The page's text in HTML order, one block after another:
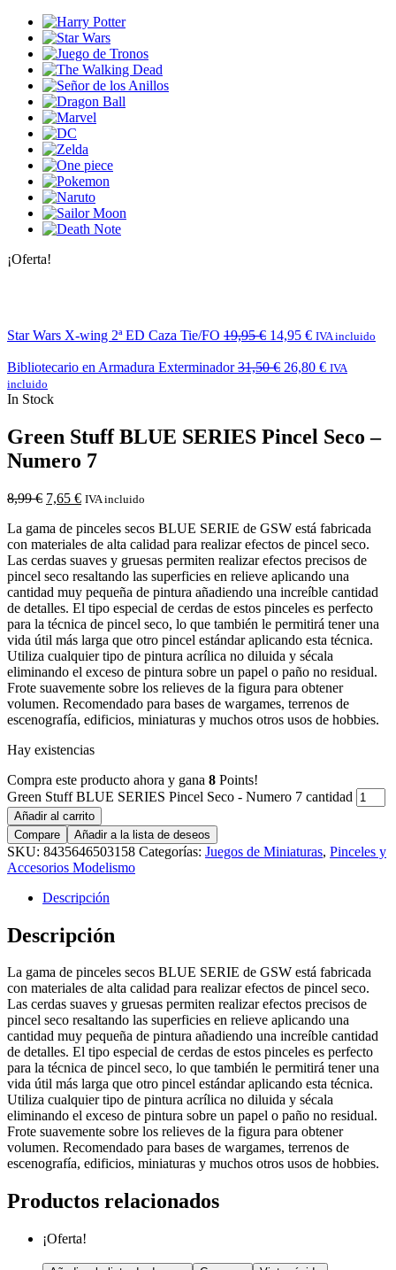
¡Oferta!
Star Wars X-wing 2ª ED Caza Tie/FO 19,95€ 14,95 € IVA incluido
Bibliotecario en Armadura Exterminador 31,50€ 26,80 € IVA
incluido
In Stock
Green Stuff BLUE SERIES Pincel Seco –
Numero 7
8,99€ 7,65 € IVA incluido
La gama de pinceles secos BLUE SERIE de GSW está fabricada
con materiales de alta calidad para realizar efectos de pincel seco.
Las cerdas suaves y gruesas permiten realizar efectos precisos de
pincel seco resaltando las superficies en relieve aplicando una
cantidad muy pequeña de pintura añadiendo una increíble cantidad
de detalles. El tipo especial de cerdas de estos pinceles es perfecto
para la técnica de pincel seco, lo que también le permitirá tener una
vida útil más larga que otro pincel estándar aplicando esta técnica.
Utiliza cualquier tipo de pintura acrílica no diluida y sécala
eliminando el exceso de pintura sobre un papel o paño no residual.
Frote suavemente sobre los relieves de la figura para obtener
volumen. Recomendado para bases de wargames, terrenos de
escenografía, edificios, miniaturas y muchos otros usos de hobbies.
Hay existencias
Compra este producto ahora y gana 8 Points!
Green Stuff BLUE SERIES Pincel Seco - Numero 7 cantidad
Añadir al carrito
Compare
Añadir a la lista de deseos
SKU: 8435646503158 Categorías: Juegos de Miniaturas, Pinceles y
Accesorios Modelismo
Descripción
Descripción
La gama de pinceles secos BLUE SERIE de GSW está fabricada
con materiales de alta calidad para realizar efectos de pincel seco.
Las cerdas suaves y gruesas permiten realizar efectos precisos de
pincel seco resaltando las superficies en relieve aplicando una
cantidad muy pequeña de pintura añadiendo una increíble cantidad
de detalles. El tipo especial de cerdas de estos pinceles es perfecto
para la técnica de pincel seco, lo que también le permitirá tener una
vida útil más larga que otro pincel estándar aplicando esta técnica.
Utiliza cualquier tipo de pintura acrílica no diluida y sécala
eliminando el exceso de pintura sobre un papel o paño no residual.
Frote suavemente sobre los relieves de la figura para obtener
volumen. Recomendado para bases de wargames, terrenos de
escenografía, edificios, miniaturas y muchos otros usos de hobbies.
Productos relacionados
¡Oferta!